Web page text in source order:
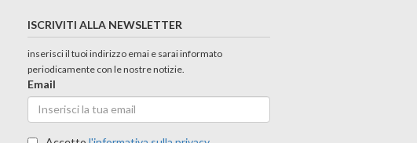
ISCRIVITI ALLA NEWSLETTER
inserisci il tuoi indirizzo emai e sarai informato
periodicamente con le nostre notizie.
Email